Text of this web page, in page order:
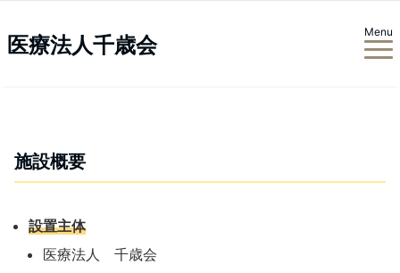
医療法人千歳会
Menu
施設概要
設置主体
医療法人 千歳会